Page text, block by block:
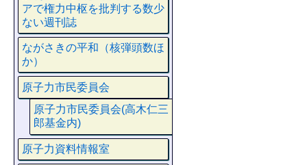
アで権力中枢を批判する数少
ない週刊誌
ながさきの平和（核弾頭数ほ
か）
原子力市民委員会
原子力市民委員会(高木仁三
郎基金内)
原子力資料情報室